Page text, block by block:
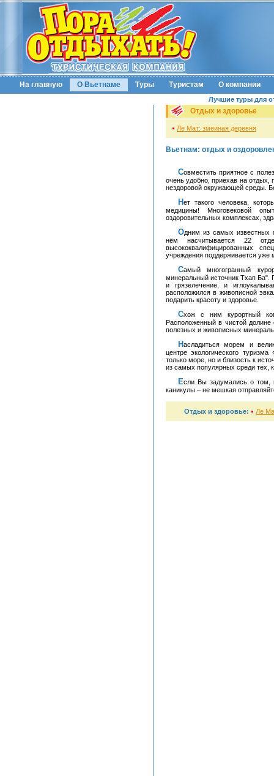
На главную О Вьетнаме Туры Туристам О компании
Лучшие туры для
Отдых и здоровье
Ле Мат: змеиная деревня
Вьетнам: отдых и
Совместить приятное с полезным – идея фикс любого современного человека. Это
очень удобно, приехав на отдых,
нездоровой окружающей среды.
Нет такого человека, который бы не слышал о чудесных свойствах восточной
медицины! Многовековой
оздоровительных комплексах,
Одним из самых известных является Центр традиционной медицины Вьетнама. В
нём насчитывается 22
высококвалифицированных
учреждения поддерживается уже
Самый многогранный курорт, это пожалуй оздоровительный центр "Горячий
минеральный источник Тхап Ба".
и грязелечение, и
расположился в живописной
подарить красоту и здоровье.
Схож с ним курортный комплекс «Горячий минеральный источник V-Resort».
Расположенный в чистой
полезных и живописных
Насладиться морем и великолепными образцами национальной кухни можно в
центре экологического
только море, но и близость к
из самых популярных среди тех,
Если Вы задумались о том, где лучше всего провести с пользой свой отпуск или
каникулы – не мешкая
Отдых и здоровье: Ле